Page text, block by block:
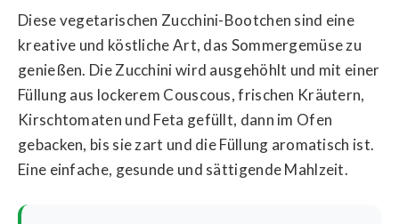
Diese vegetarischen Zucchini-Bootchen sind eine
kreative und köstliche Art, das Sommergemüse zu
genießen. Die Zucchini wird ausgehöhlt und mit einer
Füllung aus lockerem Couscous, frischen Kräutern,
Kirschtomaten und Feta gefüllt, dann im Ofen
gebacken, bis sie zart und die Füllung aromatisch ist.
Eine einfache, gesunde und sättigende Mahlzeit.